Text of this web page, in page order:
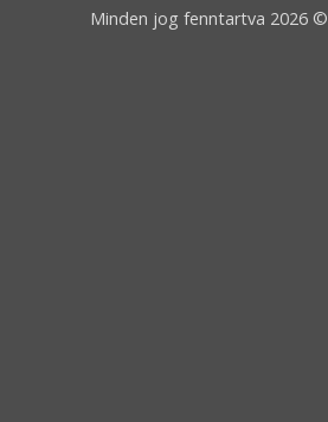
Minden jog fenntartva 2026 ©